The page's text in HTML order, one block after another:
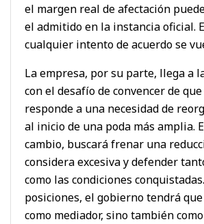
el margen real de afectación
el admitido en la instancia oficial.
cualquier intento de acuerdo se
La empresa, por su parte, llega a
con el desafío de convencer de
responde a una necesidad de
al inicio de una poda más amplia.
cambio, buscará frenar una
considera excesiva y defender
como las condiciones
posiciones, el gobierno tendrá
como mediador, sino también